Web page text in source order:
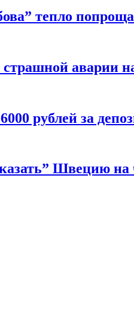
тепло
аварии
рублей за
Швецию